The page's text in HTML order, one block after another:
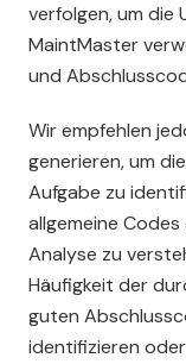
verfolgen, um die
MaintMaster
und
Wir empfehlen
generieren, um
Aufgabe zu
allgemeine
Analyse zu
Häufigkeit der
guten
identifizieren